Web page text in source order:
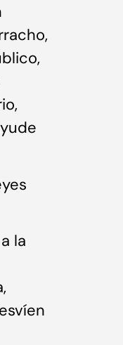
la